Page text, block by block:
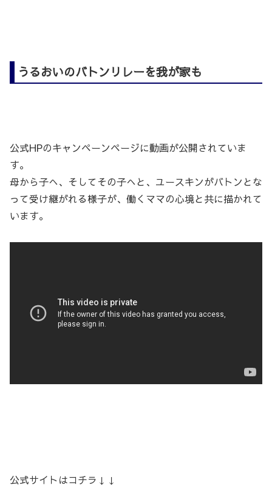
うるおいのバトンリレーを我が家も
公式HPのキャンペーンページに動画が公開されていま
す。
母から子へ、そしてその子へと、ユースキンがバトンとな
って受け継がれる様子が、働くママの心境と共に描かれて
います。
公式サイトはコチラ↓↓